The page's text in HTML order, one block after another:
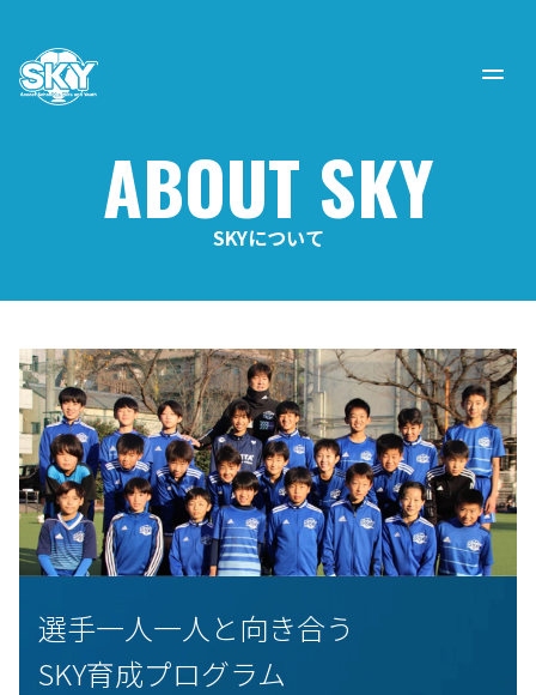
ABOUT SKY
SKYについて
選手一人一人と向き合う
SKY育成プログラム